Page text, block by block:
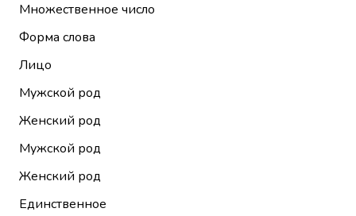
Множественное число
Форма слова
Лицо
Мужской род
Женский род
Мужской род
Женский род
Единственное